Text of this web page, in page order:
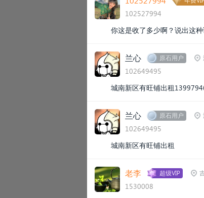
102527994
你这是收了多少啊？说出这种
兰心 原石用户
102649495
城南新区有旺铺出租
兰心 原石用户
102649495
城南新区有旺铺出租
老李 超级VIP
1530008